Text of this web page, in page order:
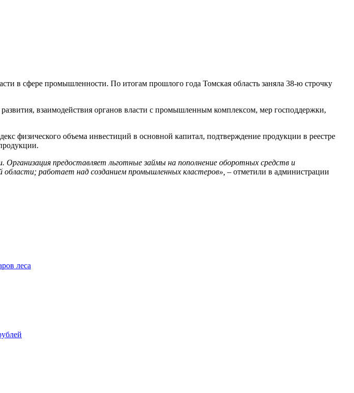
в сфере промышленности. По итогам прошлого года Томская область заняла 38-ю строчку
взаимодействия органов власти с промышленным комплексом, мер господдержки,
физического объема инвестиций в основной капитал, подтверждение продукции в реестре
предоставляет льготные займы на пополнение оборотных средств и
работает над созданием промышленных кластеров», – отметили в администрации
леса